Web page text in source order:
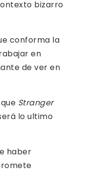
bizarro
conforma la
en
de ver en
Stranger
lo ultimo
haber